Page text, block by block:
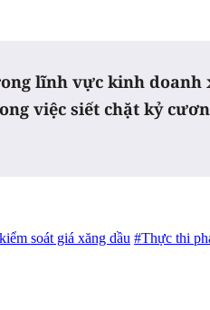
lĩnh vực kinh doanh
việc siết chặt kỷ
soát giá xăng dầu #Thực thi